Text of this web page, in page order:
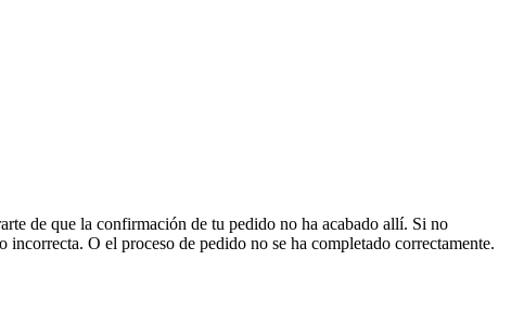
de que la confirmación de tu pedido no ha acabado allí. Si no
O el proceso de pedido no se ha completado correctamente.